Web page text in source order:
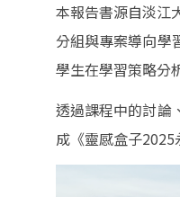
本報告書源自淡江
分組與專案導向學
學生在學習策略分
透過課程中的討論
成《靈感盒子2025